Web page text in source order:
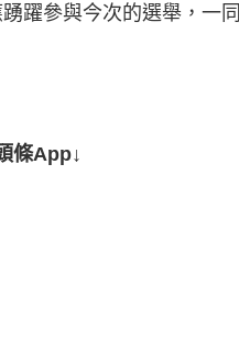
躍參與今次的選舉，一
條App↓